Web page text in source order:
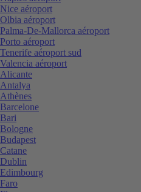
Nice aéroport
Olbia aéroport
Palma-De-Mallorca aéroport
Porto aéroport
Tenerife aéroport sud
Valencia aéroport
Alicante
Antalya
Athènes
Barcelone
Bari
Bologne
Budapest
Catane
Dublin
Edimbourg
Faro